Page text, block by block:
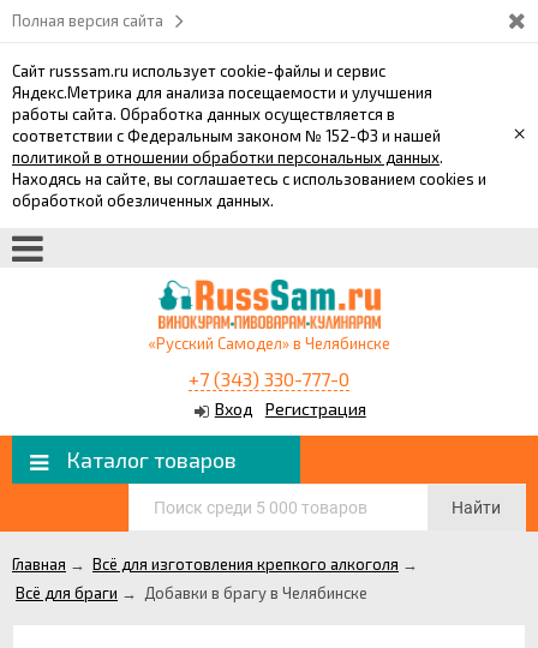
Полная версия сайта
Сайт russsam.ru использует cookie-файлы и сервис
Яндекс.Метрика для анализа посещаемости и улучшения
работы сайта. Обработка данных осуществляется в
соответствии с Федеральным законом № 152-ФЗ и нашей
политикой в отношении обработки персональных данных.
Находясь на сайте, вы соглашаетесь с использованием cookies и
обработкой обезличенных данных.
×
«Русский Самодел» в Челябинске
+7 (343) 330-777-0
Вход Регистрация
Каталог товаров
Найти
Главная → Всё для изготовления крепкого алкоголя →
Всё для браги → Добавки в брагу в Челябинске